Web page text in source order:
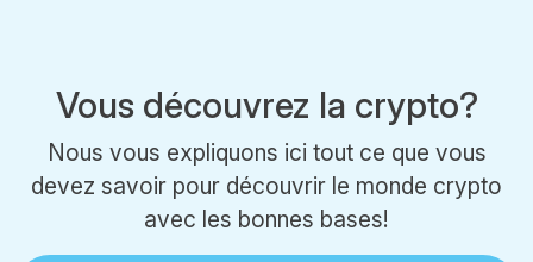
Vous découvrez la crypto?
Nous vous expliquons ici tout ce que vous
devez savoir pour découvrir le monde crypto
avec les bonnes bases!